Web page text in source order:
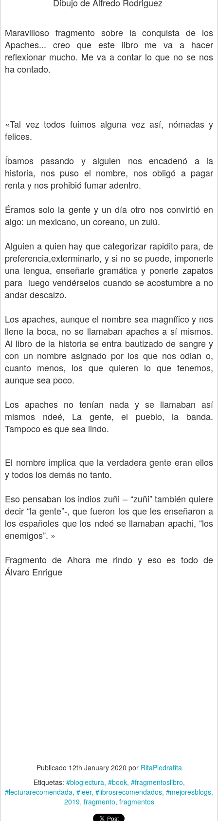
Maravilloso fragmento sobre la conquista de los
Apaches... creo que este libro me va a hacer
reflexionar mucho. Me va a contar lo que no se nos
ha contado.
«Tal vez todos fuimos alguna vez así, nómadas y
felices.
Íbamos pasando y alguien nos encadenó a la
historia, nos puso el nombre, nos obligó a pagar
renta y nos prohibió fumar adentro.
Éramos solo la gente y un día otro nos convirtió en
algo: un mexicano, un coreano, un zulú.
Alguien a quien hay que categorizar rapidito para, de
preferencia,exterminarlo, y si no se puede, imponerle
una lengua, enseñarle gramática y ponerle zapatos
para luego vendérselos cuando se acostumbre a no
andar descalzo.
Los apaches, aunque el nombre sea magnífico y nos
llene la boca, no se llamaban apaches a sí mismos.
Al libro de la historia se entra bautizado de sangre y
con un nombre asignado por los que nos odian o,
cuanto menos, los que quieren lo que tenemos,
aunque sea poco.
Los apaches no tenían nada y se llamaban así
mismos ndeé, La gente, el pueblo, la banda.
Tampoco es que sea lindo.
El nombre implica que la verdadera gente eran ellos
y todos los demás no tanto.
Eso pensaban los indios zuñi – “zuñi” también quiere
decir “la gente”-, que fueron los que les enseñaron a
los españoles que los ndeé se llamaban apachi, “los
enemigos”. »
Fragmento de Ahora me rindo y eso es todo de
Álvaro Enrigue
Publicado 12th January 2020 por RitaPiedrafita
Etiquetas: #bloglectura #book #fragmentoslibro
#lecturarecomendada #leer #librosrecomendados #mejoresblogs
2019 fragmento fragmentos